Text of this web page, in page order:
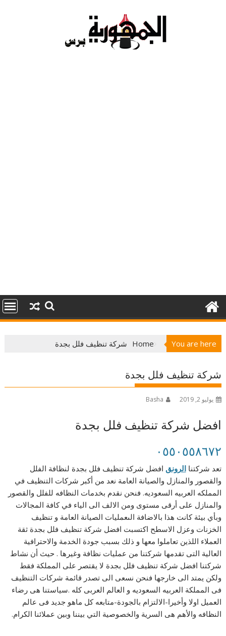
You are here
Home شركة تنظيف فلل بجدة
شركة تنظيف فلل بجدة
يوليو 2, 2019 Basha
افضل شركة تنظيف فلل بجدة
٠٥٥٠٥٥٨٦٧٢
تعد شركتناالرونق افضل شركة تنظيف فلل بجدة لنظافة الفلل
والقصور والمنازل والصيانة العامة نعد من أكبر شركات التنظيف في
المملكه العربيه السعوديه. فنحن نقدم بخدمات النظافه للفلل والقصور
والمنازل على أرقى مستوى ومن الالف الى الياء في كافة المجالات
وبأي بيئة كانت هذا بالاضافة الىعمليات الصيانة العامة و تنظيف
الخزنات وعزل الاسطح اكتسبت افضل شركة تنظيف فلل بجدة ثقة
العملاء اللذين تعاملوا معها و ذلك بسبب جودة الخدمة والاحترافية
العالية التى تقدمها شركتنا من عمليات نظافة وغيرها . حيث أن نشاط
شركتنا افضل شركة تنظيف فلل بجدة لا يقتصر على المملكة فقط
ولكن يمتد الى خارجها فنحن نسعى الى تصدر قائمة شركات التنظيف
فى المملكة العربيه السعوديه و العالم العربى كله .سياستنا هى رضاء
العميل اولا وأخيرا-الالتزام بالجودة-متابعه كل ماهو جديد فى عالم
النظافه والأهم هى السرية والخصوصية التي بيننا وبين عملائنا الكرام.